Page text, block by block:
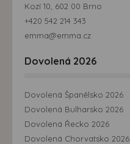
Kozí 10, 602 00 Brno
+420 542 214 343
emma@emma.cz
Dovolená 2026
Dovolená Španělsko 2026
Dovolená Bulharsko 2026
Dovolená Řecko 2026
Dovolená Chorvatsko 2026